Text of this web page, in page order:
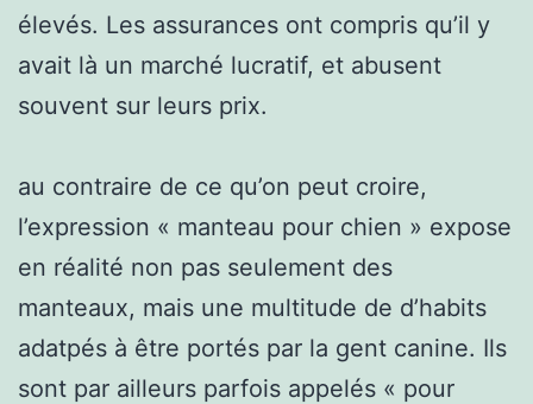
élevés. Les assurances ont compris qu’il y
avait là un marché lucratif, et abusent
souvent sur leurs prix.
au contraire de ce qu’on peut croire,
l’expression « manteau pour chien » expose
en réalité non pas seulement des
manteaux, mais une multitude de d’habits
adatpés à être portés par la gent canine. Ils
sont par ailleurs parfois appelés « pour